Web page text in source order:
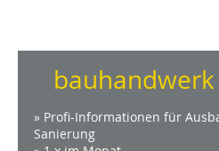
» Profi-Informationen für
Sanierung